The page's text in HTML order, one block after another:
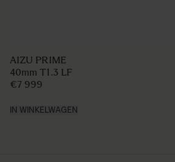
AIZU PRIME
40mm T1.3 LF
€7 999
IN WINKELWAGEN